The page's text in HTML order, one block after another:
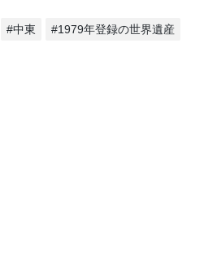
#中東 #1979年登録の世界遺産